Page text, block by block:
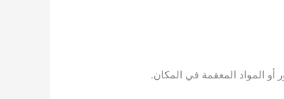
المواد المعقمة في المكان.